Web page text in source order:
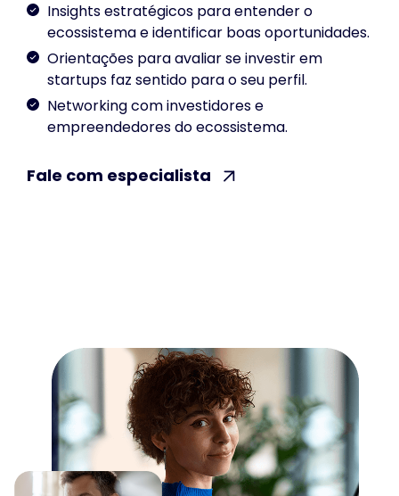
Insights estratégicos para entender o
ecossistema e identificar boas oportunidades.
Orientações para avaliar se investir em
startups faz sentido para o seu perfil.
Networking com investidores e
empreendedores do ecossistema.
Fale com especialista